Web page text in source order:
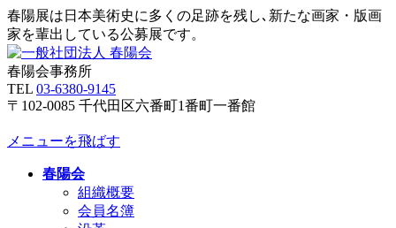
春陽展は日本美術史に多くの足跡を残し､新たな画家・版画
家を輩出している公募展です。
春陽会事務所
TEL 03-6380-9145
〒102-0085 千代田区六番町1番町一番館
メニューを飛ばす
春陽会
組織概要
会員名簿